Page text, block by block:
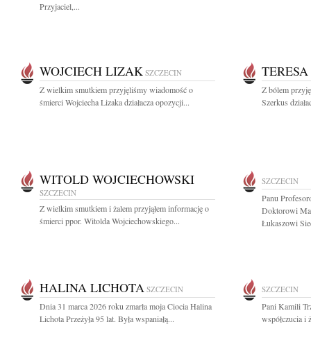
Przyjaciel,...
WOJCIECH LIZAK SZCZECIN
Z wielkim smutkiem przyjęliśmy wiadomość o
śmierci Wojciecha Lizaka działacza opozycji...
Z bólem
Szerkus
WITOLD WOJCIECHOWSKI
SZCZECIN
Z wielkim smutkiem i żalem przyjąłem informację o
śmierci ppor. Witolda Wojciechowskiego...
SZCZECIN
Panu
Doktorowi
Łukaszowi
HALINA LICHOTA SZCZECIN
Dnia 31 marca 2026 roku zmarła moja Ciocia Halina
Lichota Przeżyła 95 lat. Była wspaniałą...
SZCZECIN
Pani Kamili
współczucia i